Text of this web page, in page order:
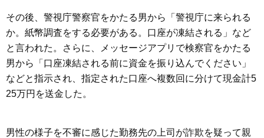
その後、警視庁警察官をかたる男から「警視庁に来られる
か。紙幣調査をする必要がある。口座が凍結される」など
と言われた。さらに、メッセージアプリで検察官をかたる
男から「口座凍結される前に資金を振り込んでください」
などと指示され、指定された口座へ複数回に分けて現金計5
25万円を送金した。
男性の様子を不審に感じた勤務先の上司が詐欺を疑って親